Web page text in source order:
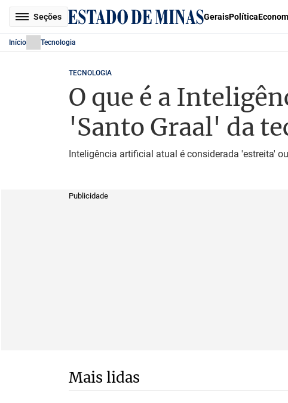
Seções GeraisPolítica
Início Tecnologia
TECNOLOGIA
O que é a
'Santo Graal' da
Inteligência artificial atual é considerada 'estreita'
Publicidade
Mais lidas